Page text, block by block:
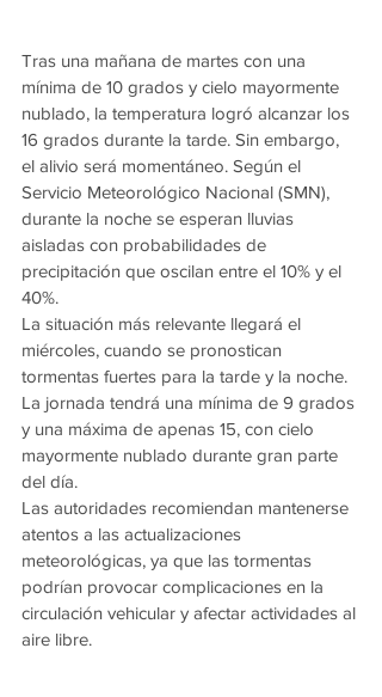
Tras una mañana de martes con una
mínima de 10 grados y cielo mayormente
nublado, la temperatura logró alcanzar los
16 grados durante la tarde. Sin embargo,
el alivio será momentáneo. Según el
Servicio Meteorológico Nacional (SMN),
durante la noche se esperan lluvias
aisladas con probabilidades de
precipitación que oscilan entre el 10% y el
40%.
La situación más relevante llegará el
miércoles, cuando se pronostican
tormentas fuertes para la tarde y la noche.
La jornada tendrá una mínima de 9 grados
y una máxima de apenas 15, con cielo
mayormente nublado durante gran parte
del día.
Las autoridades recomiendan mantenerse
atentos a las actualizaciones
meteorológicas, ya que las tormentas
podrían provocar complicaciones en la
circulación vehicular y afectar actividades al
aire libre.